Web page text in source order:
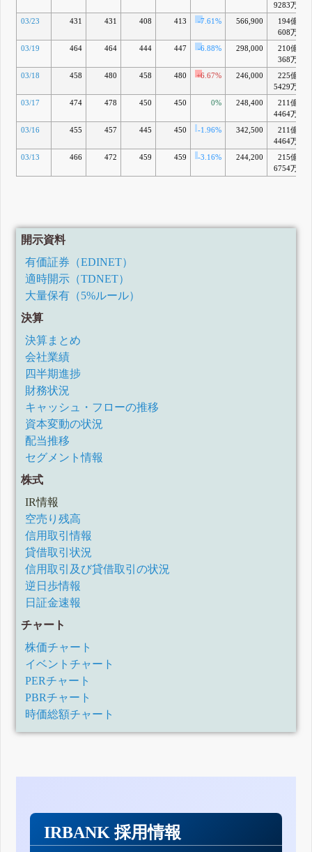
9283万
03/23 431 431 408 413 -7.61% 566,900
194億
608万
03/19 464 464 444 447 -6.88% 298,000
210億
368万
03/18 458 480 458 480 +6.67% 246,000
225億
5429万
03/17 474 478 450 450 0% 248,400
211億
4464万
03/16 455 457 445 450 -1.96% 342,500
211億
4464万
03/13 466 472 459 459 -3.16% 244,200
215億
6754万
開示資料
有価証券（EDINET）
適時開示（TDNET）
大量保有（5%ルール）
決算
決算まとめ
会社業績
四半期進捗
財務状況
キャッシュ・フローの推移
資本変動の状況
配当推移
セグメント情報
株式
IR情報
空売り残高
信用取引情報
貸借取引状況
信用取引及び貸借取引の状況
逆日歩情報
日証金速報
チャート
株価チャート
イベントチャート
PERチャート
PBRチャート
時価総額チャート
IRBANK 採用情報